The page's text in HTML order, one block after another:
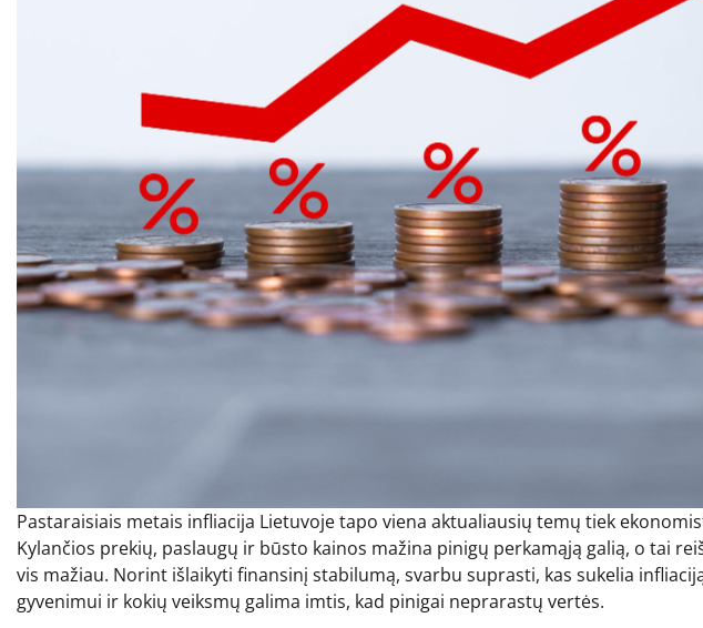
Pastaraisiais metais infliacija Lietuvoje tapo viena aktualiausių temų tiek
Kylančios prekių, paslaugų ir būsto kainos mažina pinigų perkamąją galią, o tai
vis mažiau. Norint išlaikyti finansinį stabilumą, svarbu suprasti, kas sukelia
gyvenimui ir kokių veiksmų galima imtis, kad pinigai neprarastų vertės.